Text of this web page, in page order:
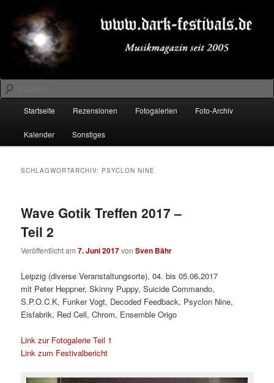
primären
Inhalt
springen
sekundären
Inhalt
springenDARK-FESTIVALS.DE
Suchen
Startseite Rezensionen Fotogalerien Foto-Archiv
Kalender Sonstiges
SCHLAGWORTARCHIV: PSYCLON NINE
Wave Gotik Treffen 2017 –
Teil 2
Veröffentlicht am7. Juni 2017vonSven Bähr
Leipzig (diverse Veranstaltungsorte), 04. bis 05.06.2017
mit Peter Heppner, Skinny Puppy, Suicide Commando,
S.P.O.C.K, Funker Vogt, Decoded Feedback, Psyclon Nine,
Eisfabrik, Red Cell, Chrom, Ensemble Origo
Link zur Fotogalerie Teil 1
Link zum Festivalbericht